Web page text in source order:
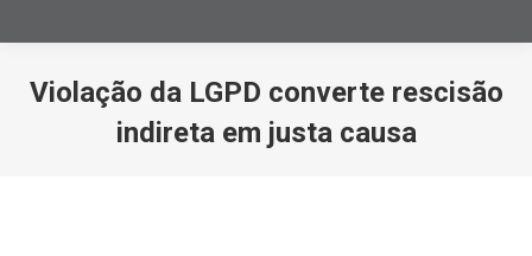
Violação da LGPD converte rescisão
indireta em justa causa